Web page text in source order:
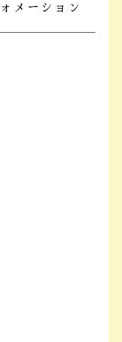
ォメーション